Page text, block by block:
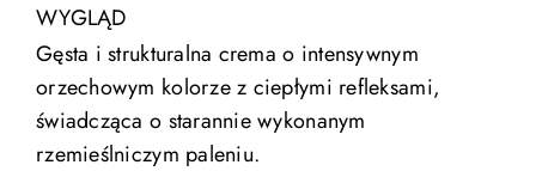
WYGLĄD
Gęsta i strukturalna crema o intensywnym
orzechowym kolorze z ciepłymi refleksami,
świadcząca o starannie wykonanym
rzemieślniczym paleniu.